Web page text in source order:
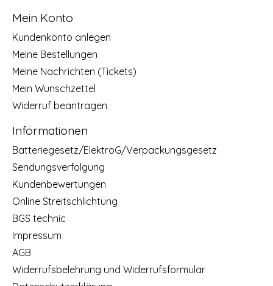
Mein Konto
Kundenkonto anlegen
Meine Bestellungen
Meine Nachrichten (Tickets)
Mein Wunschzettel
Widerruf beantragen
Informationen
Batteriegesetz/ElektroG/Verpackungsgesetz
Sendungsverfolgung
Kundenbewertungen
Online Streitschlichtung
BGS technic
Impressum
AGB
Widerrufsbelehrung und Widerrufsformular